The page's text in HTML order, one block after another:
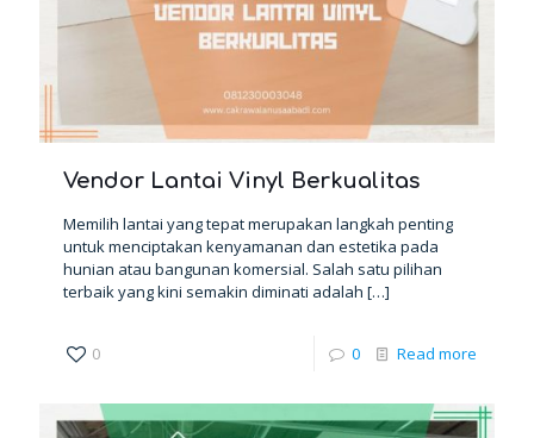
Vendor Lantai Vinyl Berkualitas
Memilih lantai yang tepat merupakan langkah penting
untuk menciptakan kenyamanan dan estetika pada
hunian atau bangunan komersial. Salah satu pilihan
terbaik yang kini semakin diminati adalah […]
0 0 Read more